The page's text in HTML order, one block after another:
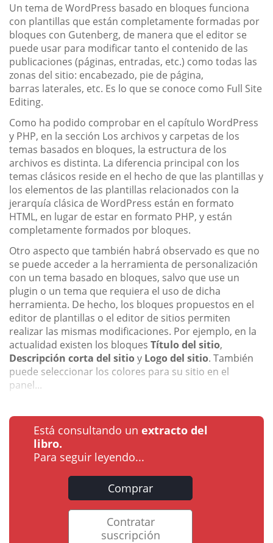
Un tema de WordPress basado en bloques funciona
con plantillas que están completamente formadas por
bloques con Gutenberg, de manera que el editor se
puede usar para modificar tanto el contenido de las
publicaciones (páginas, entradas, etc.) como todas las
zonas del sitio: encabezado, pie de página,
barras laterales, etc. Es lo que se conoce como Full Site
Editing.
Como ha podido comprobar en el capítulo WordPress
y PHP, en la sección Los archivos y carpetas de los
temas basados en bloques, la estructura de los
archivos es distinta. La diferencia principal con los
temas clásicos reside en el hecho de que las plantillas y
los elementos de las plantillas relacionados con la
jerarquía clásica de WordPress están en formato
HTML, en lugar de estar en formato PHP, y están
completamente formados por bloques.
Otro aspecto que también habrá observado es que no
se puede acceder a la herramienta de personalización
con un tema basado en bloques, salvo que use un
plugin o un tema que requiera el uso de dicha
herramienta. De hecho, los bloques propuestos en el
editor de plantillas o el editor de sitios permiten
realizar las mismas modificaciones. Por ejemplo, en la
actualidad existen los bloques Título del sitio,
Descripción corta del sitioy Logo del sitio. También
puede seleccionar los colores para su sitio en el
panel...
Está consultando un extracto del
libro.
Para seguir leyendo...
Comprar
Contratar
suscripción